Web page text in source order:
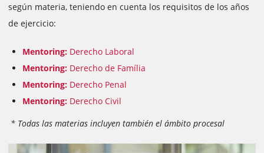
según materia, teniendo en cuenta los requisitos de los años
de ejercicio:
Mentoring: Derecho Laboral
Mentoring: Derecho de Família
Mentoring: Derecho Penal
Mentoring: Derecho Civil
* Todas las materias incluyen también el ámbito procesal